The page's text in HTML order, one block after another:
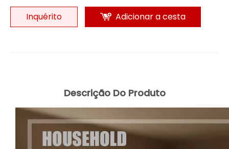
Inquérito Adicionar a cesta
Descrição Do Produto